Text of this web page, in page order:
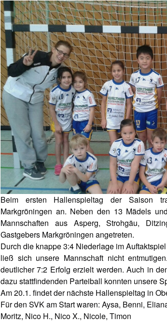
Beim ersten Hallenspieltag der Saison
Markgröningen an. Neben den 13 Mädels
Mannschaften aus Asperg, Strohgäu,
Gastgebers Markgröningen angetreten.
Durch die knappe 3:4 Niederlage im
ließ sich unsere Mannschaft nicht
deutlicher 7:2 Erfolg erzielt werden. Auch in
dazu stattfindenden Parteiball konnten unsere
Am 20.1. findet der nächste Hallenspieltag in
Für den SVK am Start waren: Aysa, Benni,
Moritz, Nico H., Nico X., Nicole, Timon